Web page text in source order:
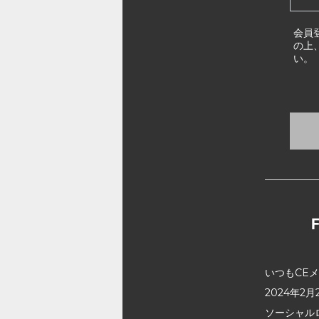
会員
の上
い。
いつもCE
2024年2月
ソーシャ